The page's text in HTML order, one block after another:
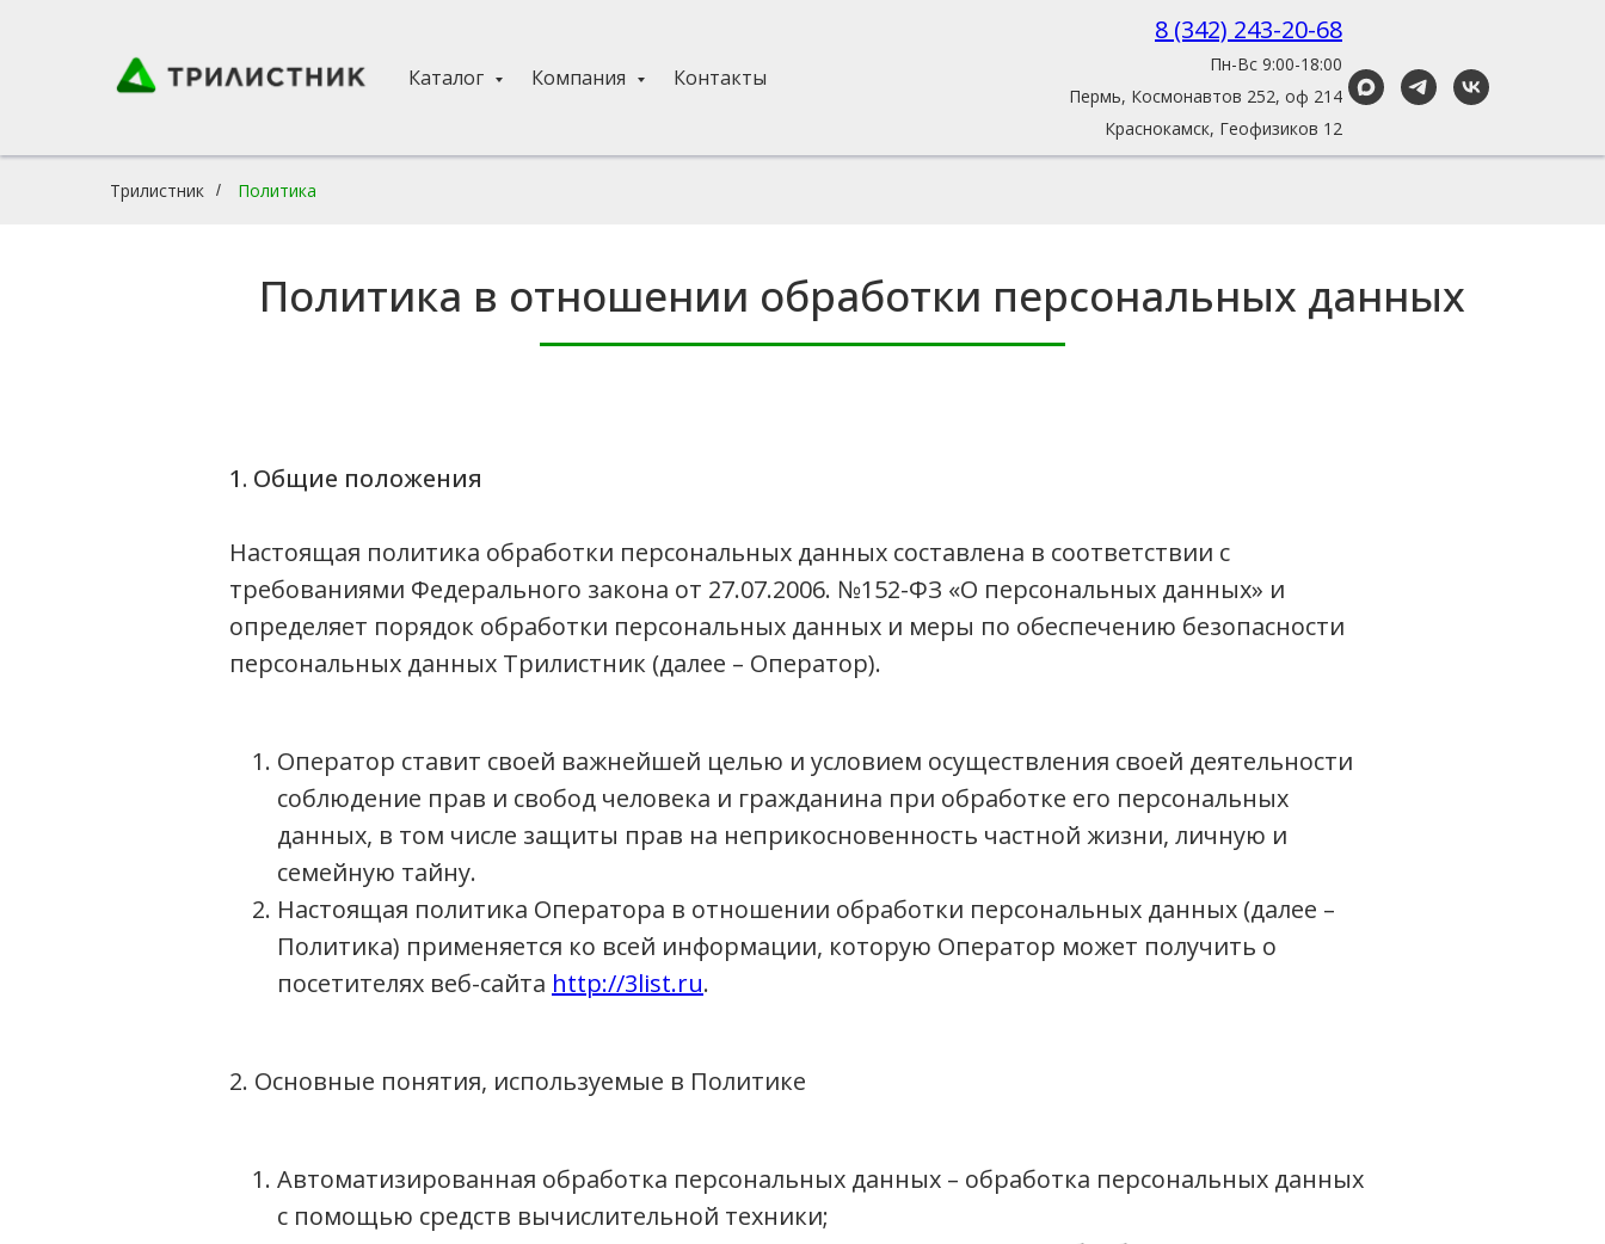
Каталог Компания Контакты
8 (342) 243-20-68
Пн-Вс 9:00-18:00
Пермь, Космонавтов 252, оф 214
Краснокамск, Геофизиков 12
Трилистник / Политика
Политика в отношении обработки персональных данных
1. Общие положения
Настоящая политика обработки персональных данных составлена в соответствии с
требованиями Федерального закона от 27.07.2006. №152-ФЗ «О персональных данных» и
определяет порядок обработки персональных данных и меры по обеспечению безопасности
персональных данных Трилистник (далее – Оператор).
Оператор ставит своей важнейшей целью и условием осуществления своей деятельности
соблюдение прав и свобод человека и гражданина при обработке его персональных
данных, в том числе защиты прав на неприкосновенность частной жизни, личную и
семейную тайну.
Настоящая политика Оператора в отношении обработки персональных данных (далее –
Политика) применяется ко всей информации, которую Оператор может получить о
посетителях веб-сайта http://3list.ru.
2. Основные понятия, используемые в Политике
Автоматизированная обработка персональных данных – обработка персональных данных
с помощью средств вычислительной техники;